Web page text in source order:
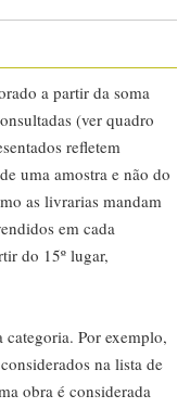
a partir da soma
(ver quadro
refletem
uma amostra e não do
as livrarias mandam
em cada
do 15º lugar,
categoria. Por exemplo,
na lista de
obra é considerada